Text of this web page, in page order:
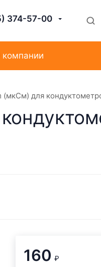
374-57-00
компании
для
160 ₽